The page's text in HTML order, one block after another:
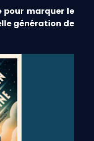
pour marquer le
génération de